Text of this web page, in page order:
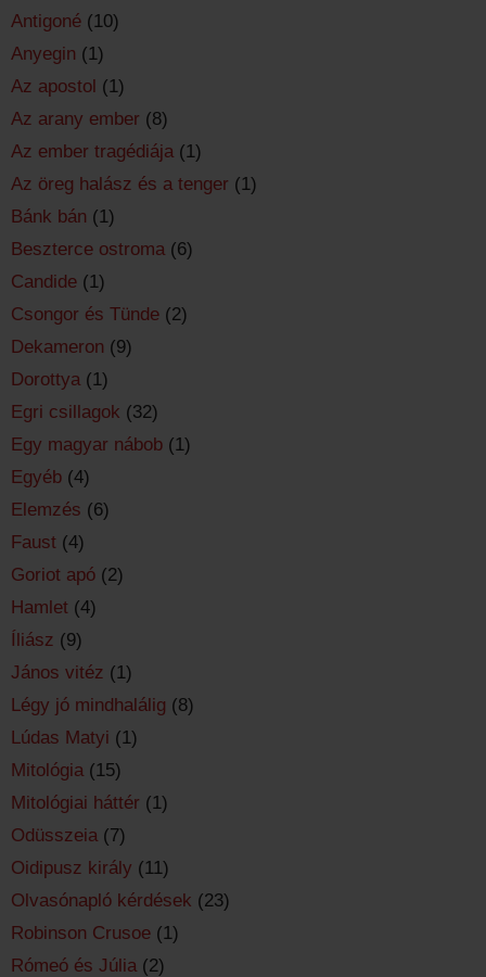
Antigoné (10)
Anyegin (1)
Az apostol (1)
Az arany ember (8)
Az ember tragédiája (1)
Az öreg halász és a tenger (1)
Bánk bán (1)
Beszterce ostroma (6)
Candide (1)
Csongor és Tünde (2)
Dekameron (9)
Dorottya (1)
Egri csillagok (32)
Egy magyar nábob (1)
Egyéb (4)
Elemzés (6)
Faust (4)
Goriot apó (2)
Hamlet (4)
Íliász (9)
János vitéz (1)
Légy jó mindhalálig (8)
Lúdas Matyi (1)
Mitológia (15)
Mitológiai háttér (1)
Odüsszeia (7)
Oidipusz király (11)
Olvasónapló kérdések (23)
Robinson Crusoe (1)
Rómeó és Júlia (2)